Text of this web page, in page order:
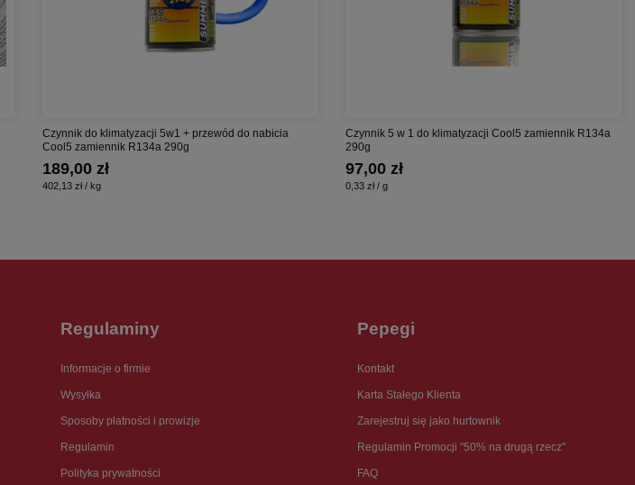
Czynnik do klimatyzacji 5w1 + przewód do nabicia
Cool5 zamiennik R134a 290g
189,00 zł
402,13 zł / kg
Czynnik 5 w 1 do klimatyzacji Cool5 zamiennik R134a
290g
97,00 zł
0,33 zł / g
Regulaminy
Informacje o firmie
Wysyłka
Sposoby płatności i prowizje
Regulamin
Polityka prywatności
Pepegi
Kontakt
Karta Stałego Klienta
Zarejestruj się jako hurtownik
Regulamin Promocji "50% na drugą rzecz"
FAQ